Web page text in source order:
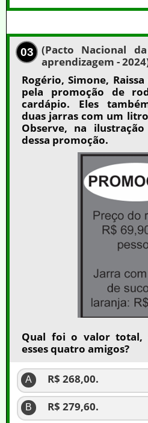
03
(Pacto Nacional
aprendizagem -
Rogério, Simone,
pela promoção de
cardápio. Eles
duas jarras com um
Observe, na
dessa promoção.
Qual foi o valor total,
esses quatro amigos?
A R$ 268,00.
B R$ 279,60.